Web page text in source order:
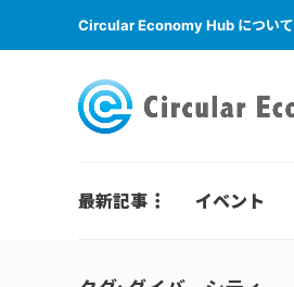
Circular Economy Hub について
最新記事 イベント